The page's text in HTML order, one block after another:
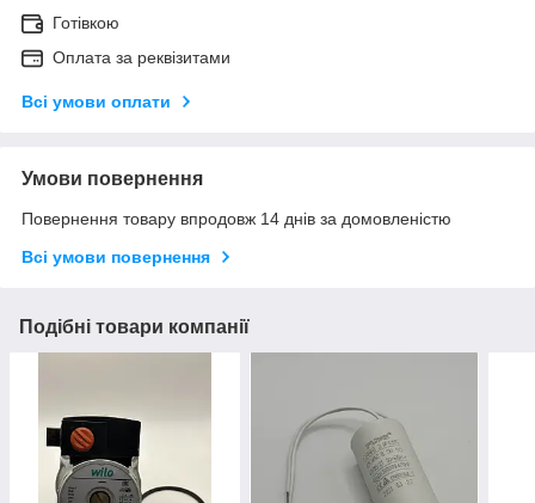
Готівкою
Оплата за реквізитами
Всі умови оплати
Умови повернення
Повернення товару впродовж 14 днів за домовленістю
Всі умови повернення
Подібні товари компанії